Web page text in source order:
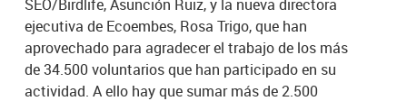
SEO/Birdlife, Asunción Ruiz, y la nueva directora
ejecutiva de Ecoembes, Rosa Trigo, que han
aprovechado para agradecer el trabajo de los más
de 34.500 voluntarios que han participado en su
actividad. A ello hay que sumar más de 2.500